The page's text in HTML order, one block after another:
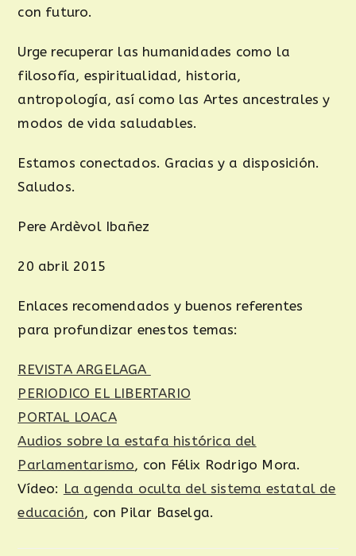
con futuro.
Urge recuperar las humanidades como la
filosofía, espiritualidad, historia,
antropología, así como las Artes ancestrales y
modos de vida saludables.
Estamos conectados. Gracias y a disposición.
Saludos.
Pere Ardèvol Ibañez
20 abril 2015
Enlaces recomendados y buenos referentes
para profundizar enestos temas:
REVISTA ARGELAGA
PERIODICO EL LIBERTARIO
PORTAL LOACA
Audios sobre la estafa histórica del
Parlamentarismo, con Félix Rodrigo Mora.
Vídeo: La agenda oculta del sistema estatal de
educación, con Pilar Baselga.